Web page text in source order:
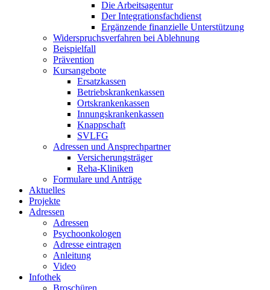
Die Arbeitsagentur
Der Integrationsfachdienst
Ergänzende finanzielle Unterstützung
Widerspruchsverfahren bei Ablehnung
Beispielfall
Prävention
Kursangebote
Ersatzkassen
Betriebskrankenkassen
Ortskrankenkassen
Innungskrankenkassen
Knappschaft
SVLFG
Adressen und Ansprechpartner
Versicherungsträger
Reha-Kliniken
Formulare und Anträge
Aktuelles
Projekte
Adressen
Adressen
Psychoonkologen
Adresse eintragen
Anleitung
Video
Infothek
Broschüren